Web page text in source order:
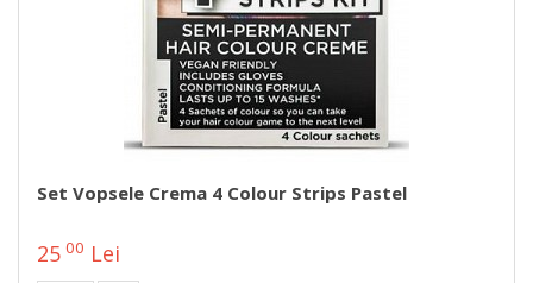
Set Vopsele Crema 4 Colour Strips Pastel
25 00 Lei